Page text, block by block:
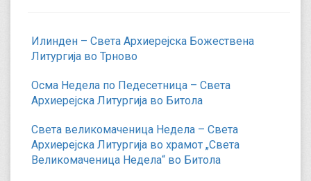
Илинден – Света Архиерејска Божествена
Литургија во Трново
Осма Недела по Педесетница – Света
Архиерејска Литургија во Битола
Света великомаченица Недела – Света
Архиерејска Литургија во храмот „Света
Великомаченица Недела“ во Битола